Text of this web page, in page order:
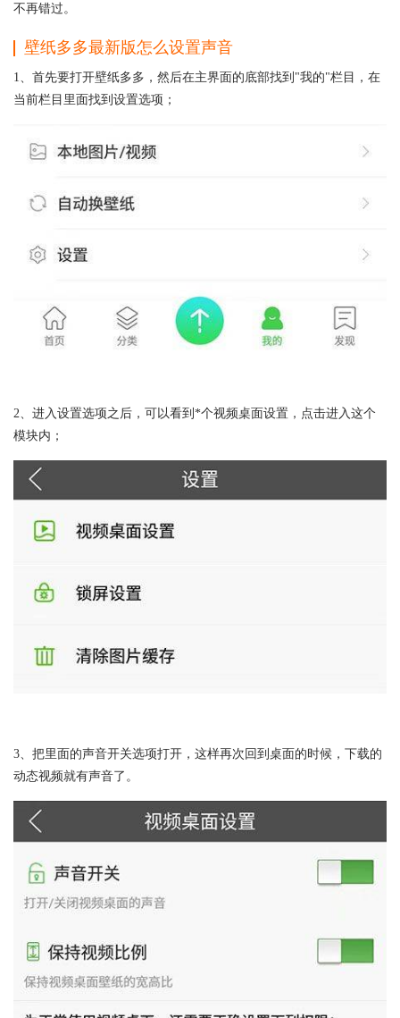
不再错过。
壁纸多多最新版怎么设置声音
1、首先要打开壁纸多多，然后在主界面的底部找到"我的"栏目，在
当前栏目里面找到设置选项；
2、进入设置选项之后，可以看到*个视频桌面设置，点击进入这个
模块内；
3、把里面的声音开关选项打开，这样再次回到桌面的时候，下载的
动态视频就有声音了。